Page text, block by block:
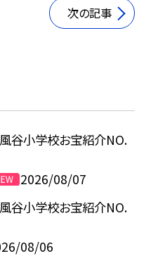
次の記事
谷小学校お宝紹介NO.
2026/08/07
谷小学校お宝紹介NO.
08/06